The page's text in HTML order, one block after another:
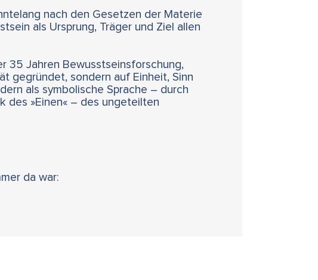
nach den Gesetzen der Materie
als Ursprung, Träger und Ziel allen
35 Jahren Bewusstseinsforschung,
gegründet, sondern auf Einheit, Sinn
als symbolische Sprache – durch
des »Einen« – des ungeteilten
da war: